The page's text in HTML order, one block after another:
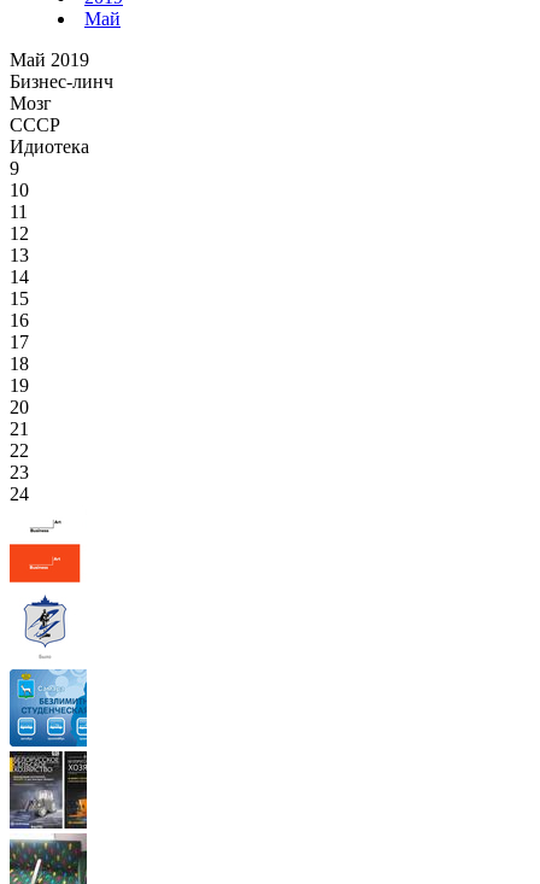
Май
Май 2019
Бизнес-линч
Мозг
СССР
Идиотека
9
10
11
12
13
14
15
16
17
18
19
20
21
22
23
24